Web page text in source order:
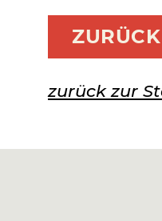
ZURÜCK
zurück zur